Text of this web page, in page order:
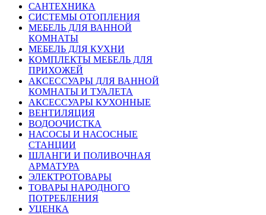
САНТЕХНИКА
СИСТЕМЫ ОТОПЛЕНИЯ
МЕБЕЛЬ ДЛЯ ВАННОЙ
КОМНАТЫ
МЕБЕЛЬ ДЛЯ КУХНИ
КОМПЛЕКТЫ МЕБЕЛЬ ДЛЯ
ПРИХОЖЕЙ
АКСЕССУАРЫ ДЛЯ ВАННОЙ
КОМНАТЫ И ТУАЛЕТА
АКСЕССУАРЫ КУХОННЫЕ
ВЕНТИЛЯЦИЯ
ВОДООЧИСТКА
НАСОСЫ И НАСОСНЫЕ
СТАНЦИИ
ШЛАНГИ И ПОЛИВОЧНАЯ
АРМАТУРА
ЭЛЕКТРОТОВАРЫ
ТОВАРЫ НАРОДНОГО
ПОТРЕБЛЕНИЯ
УЦЕНКА